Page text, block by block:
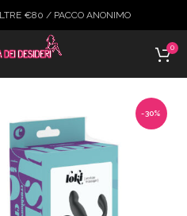
€80 / PACCO ANONIMO
0
-30%